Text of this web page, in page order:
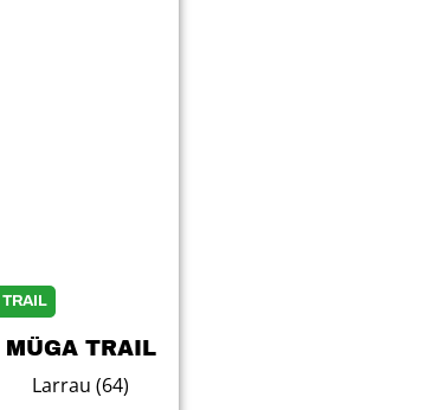
TRAIL
MÜGA TRAIL
Larrau (64)